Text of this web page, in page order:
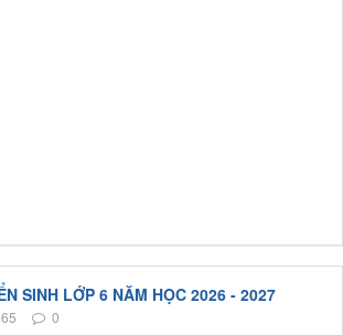
SINH LỚP 6 NĂM HỌC 2026 - 2027
0